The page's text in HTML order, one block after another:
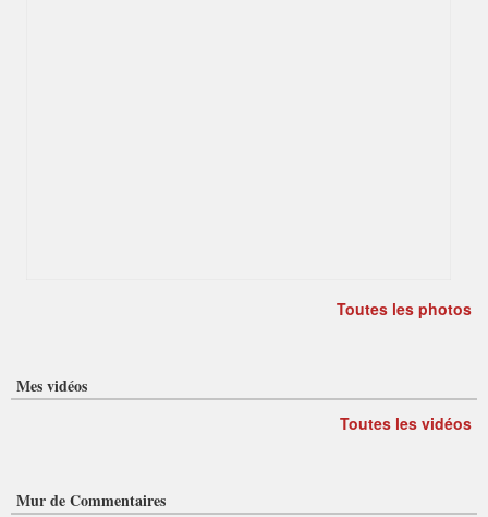
Toutes les photos
Mes vidéos
Toutes les vidéos
Mur de Commentaires